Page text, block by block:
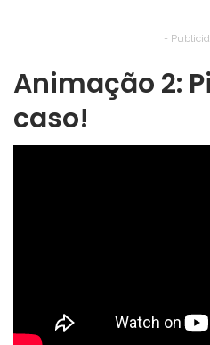
-
Animação 2:
caso!